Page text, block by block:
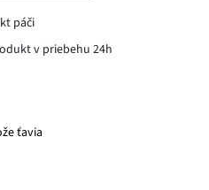
páči
v priebehu 24h
ťavia